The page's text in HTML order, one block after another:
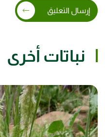
إرسال التعليق
نباتات أخرى